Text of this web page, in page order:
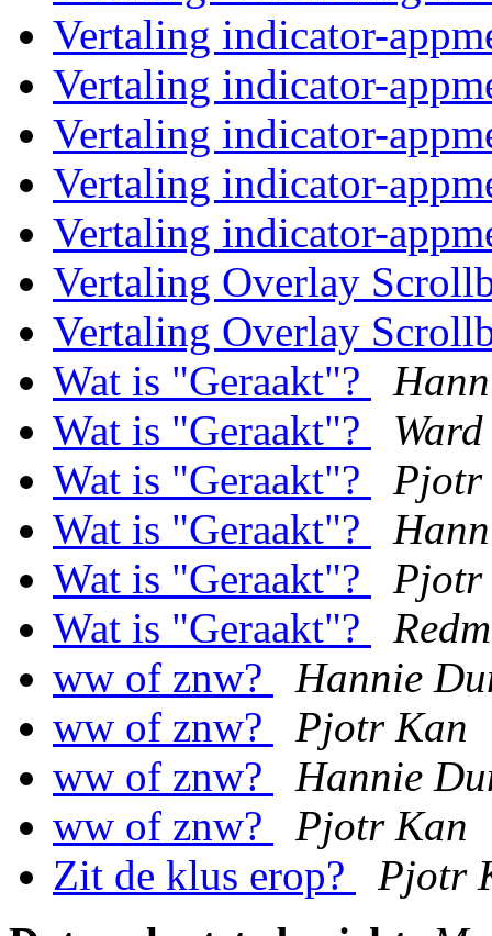
Vertaling indicator-
Vertaling indicator-
Vertaling indicator-
Vertaling indicator-
Vertaling indicator-
Vertaling Overlay
Vertaling Overlay
Wat is "Geraakt"?
Wat is "Geraakt"?
Wat is "Geraakt"?
Pjotr
Wat is "Geraakt"?
Wat is "Geraakt"?
Pjotr
Wat is "Geraakt"?
ww of znw?
Hannie
ww of znw?
Pjotr Kan
ww of znw?
Hannie
ww of znw?
Pjotr Kan
Zit de klus erop?
Pjotr